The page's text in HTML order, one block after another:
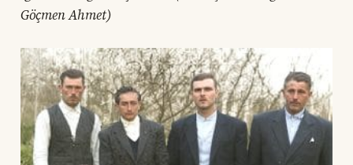
Göçmen Ahmet)